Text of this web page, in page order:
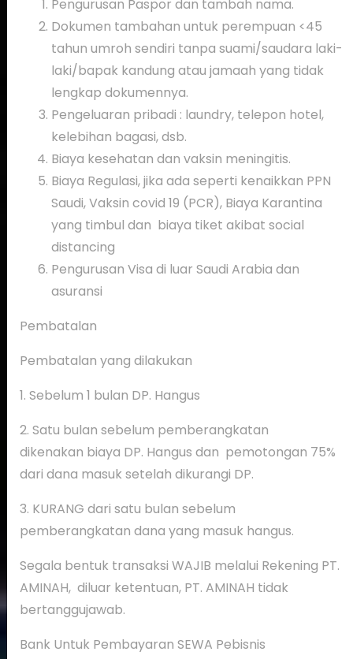
Pengurusan Paspor dan tambah nama.
Dokumen tambahan untuk perempuan <45
tahun umroh sendiri tanpa suami/saudara laki-
laki/bapak kandung atau jamaah yang tidak
lengkap dokumennya.
Pengeluaran pribadi : laundry, telepon hotel,
kelebihan bagasi, dsb.
Biaya kesehatan dan vaksin meningitis.
Biaya Regulasi, jika ada seperti kenaikkan PPN
Saudi, Vaksin covid 19 (PCR), Biaya Karantina
yang timbul dan biaya tiket akibat social
distancing
Pengurusan Visa di luar Saudi Arabia dan
asuransi
Pembatalan
Pembatalan yang dilakukan
1. Sebelum 1 bulan DP. Hangus
2. Satu bulan sebelum pemberangkatan
dikenakan biaya DP. Hangus dan pemotongan 75%
dari dana masuk setelah dikurangi DP.
3. KURANG dari satu bulan sebelum
pemberangkatan dana yang masuk hangus.
Segala bentuk transaksi WAJIB melalui Rekening PT.
AMINAH, diluar ketentuan, PT. AMINAH tidak
bertanggujawab.
Bank Untuk Pembayaran SEWA Pebisnis